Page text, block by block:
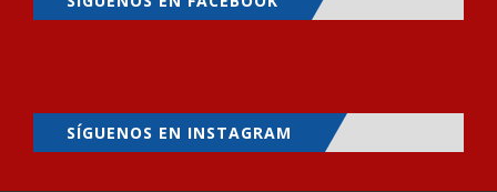
SÍGUENOS EN INSTAGRAM